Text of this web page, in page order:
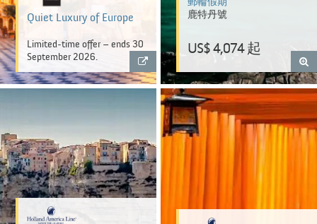
Quiet Luxury of Europe
Limited-time offer – ends 30
September 2026.
鹿特丹號
US$ 4,074 起